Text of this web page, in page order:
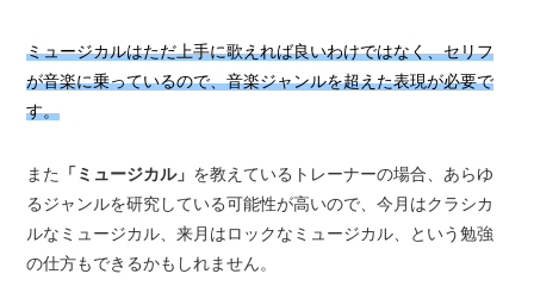
ミュージカルはただ上手に歌えれば良いわけではなく、セリフ
が音楽に乗っているので、音楽ジャンルを超えた表現が必要で
す。
また 「ミュージカル」 を教えているトレーナーの場合、あらゆ
るジャンルを研究している可能性が高いので、今月はクラシカ
ルなミュージカル、来月はロックなミュージカル、という勉強
の仕方もできるかもしれません。